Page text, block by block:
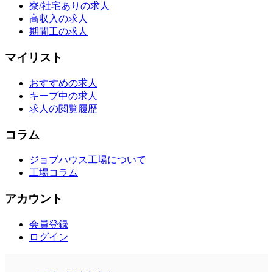
寮/社宅ありの求人
高収入の求人
期間工の求人
マイリスト
おすすめの求人
キープ中の求人
求人の閲覧履歴
コラム
ジョブハウス工場について
工場コラム
アカウント
会員登録
ログイン